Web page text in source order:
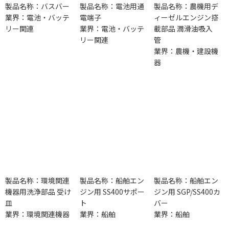
製品名称：バスバー
業界：電池・バッテ
リー関連
製品名称：電池用通
電端子
業界：電池・バッテ
リー関連
製品名称：農機用デ
ィーゼルエンジン搭
載部品 潤滑油吸入
管
業界：農機・建設機
器
製品名称：環境関連
機器用洗浄部品 受け
皿
業界：環境関連機器
製品名称：船舶エン
ジン用 SS400サポー
ト
業界：船舶
製品名称：船舶エン
ジン用 SGP/SS400カ
バー
業界：船舶